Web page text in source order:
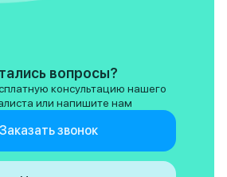
вопросы?
консультацию нашего
или напишите нам
Заказать звонок